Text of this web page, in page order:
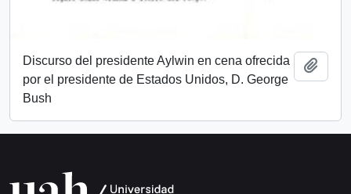
Discurso del presidente Aylwin en cena ofrecida
por el presidente de Estados Unidos, D. George
Bush